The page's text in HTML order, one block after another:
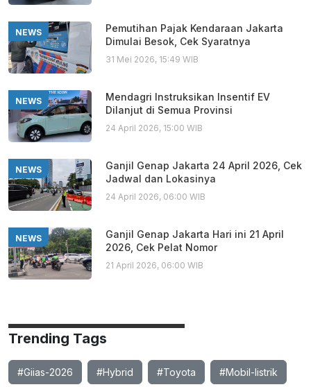
NEWS
Pemutihan Pajak Kendaraan Jakarta
Dimulai Besok, Cek Syaratnya
31 Mei 2026, 15:49 WIB
NEWS
Mendagri Instruksikan Insentif EV
Dilanjut di Semua Provinsi
24 April 2026, 15:00 WIB
NEWS
Ganjil Genap Jakarta 24 April 2026, Cek
Jadwal dan Lokasinya
24 April 2026, 06:00 WIB
NEWS
Ganjil Genap Jakarta Hari ini 21 April
2026, Cek Pelat Nomor
21 April 2026, 06:00 WIB
Trending Tags
#Giias-2026 #Hybrid #Toyota #Mobil-listrik